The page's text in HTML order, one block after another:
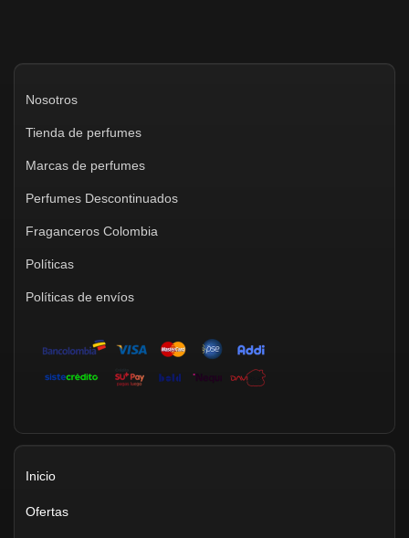
Nosotros
Tienda de perfumes
Marcas de perfumes
Perfumes Descontinuados
Fraganceros Colombia
Políticas
Políticas de envíos
Inicio
Ofertas